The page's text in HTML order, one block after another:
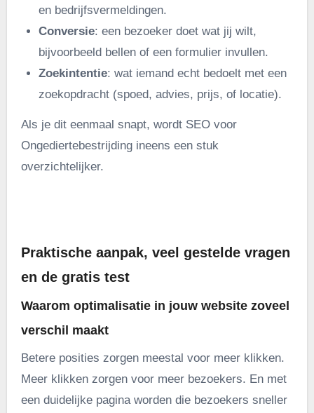
en bedrijfsvermeldingen.
Conversie: een bezoeker doet wat jij wilt,
bijvoorbeeld bellen of een formulier invullen.
Zoekintentie: wat iemand echt bedoelt met een
zoekopdracht (spoed, advies, prijs, of locatie).
Als je dit eenmaal snapt, wordt SEO voor
Ongediertebestrijding ineens een stuk
overzichtelijker.
Praktische aanpak, veel gestelde vragen
en de gratis test
Waarom optimalisatie in jouw website zoveel
verschil maakt
Betere posities zorgen meestal voor meer klikken.
Meer klikken zorgen voor meer bezoekers. En met
een duidelijke pagina worden die bezoekers sneller